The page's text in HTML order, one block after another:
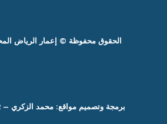
الحقوق محفوظة © إعمار الرياض
برمجة وتصميم مواقع: محمد الزكري – 967770101812